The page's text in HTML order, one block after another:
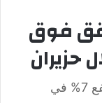
فوق
* مبيعات الشقق بين 120 و150 م² ترتفع 7% في